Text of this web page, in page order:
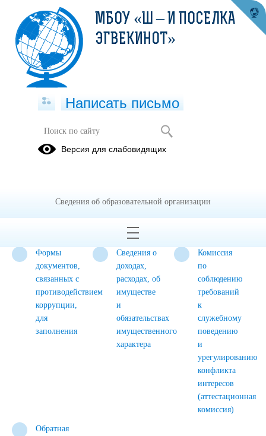
Противодействие коррупции
противодействия
Формы
документов,
связанных с
противодействием
коррупции,
для
заполнения
Сведения о
доходах,
расходах, об
имуществе
и
обязательствах
имущественного
характера
Комиссия
по
соблюдению
требований
к
служебному
поведению
и
урегулированию
конфликта
интересов
(аттестационная
комиссия)
Обратная
МБОУ «Ш – И ПОСЕЛКА
ЭГВЕКИНОТ»
Написать письмо
Версия для слабовидящих
Сведения об образовательной организации